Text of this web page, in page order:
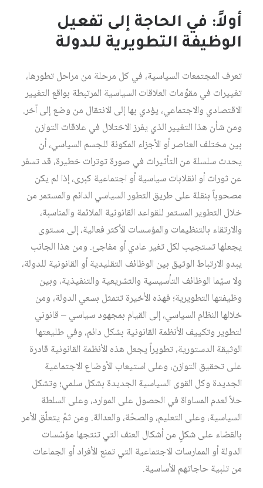
أولاً: في الحاجة إلى تفعيل
الوظيفة التطويرية للدولة
تعرف المجتمعات السياسية، في كل مرحلة من مراحل تطورها،
تغييرات في مقوِّمات العلاقات السياسية المرتبطة بواقع التغيير
الاقتصادي والاجتماعي، يؤدي بها إلى الانتقال من وضع إلى آخر.
ومن شأن هذا التغيير الذي يفرز الاختلال في علاقات التوازن
بين مختلف العناصر أو الأجزاء المكونة للجسم السياسي، أن
يحدث سلسلة من التأثيرات في صورة توترات خطيرة، قد تسفر
عن ثورات أو انقلابات سياسية أو اجتماعية كبرى، إذا لم يكن
مصحوباً بنقلة على طريق التطور السياسي الدائم والمستمر من
خلال التطوير المستمر للقواعد القانونية الملائمة والمناسبة،
والارتقاء بالتنظيمات والمؤسسات الأكثر فعالية، إلى مستوى
يجعلها تستجيب لكل تغير عادي أو مفاجئ. ومن هذا الجانب
يبدو الارتباط الوثيق بين الوظائف التقليدية أو القانونية للدولة،
ولا سيّما الوظائف التأسيسية والتشريعية والتنفيذية، وبين
وظيفتها التطويرية؛ فهذه الأخيرة تتمثل بسعي الدولة، ومن
خلالها النظام السياسي، إلى القيام بمجهود سياسي – قانوني
لتطوير وتكييف الأنظمة القانونية بشكل دائم، وفي طليعتها
الوثيقة الدستورية، تطويراً يجعل هذه الأنظمة القانونية قادرة
على تحقيق التوازن، وعلى استيعاب الأوضاع الاجتماعية
الجديدة وكل القوى السياسية الجديدة بشكل سلمي؛ وتشكل
حلاً لعدم المساواة في الحصول على الموارد، وعلى السلطة
السياسية، وعلى التعليم، والصحّة، والعدالة. ومن ثمّ يتعلّق الأمر
بالقضاء على شكلٍ من أشكال العنف التي تنتجها مؤسّسات
الدولة أو الممارسات الاجتماعية التي تمنع الأفراد أو الجماعات
من تلبية حاجاتهم الأساسية.